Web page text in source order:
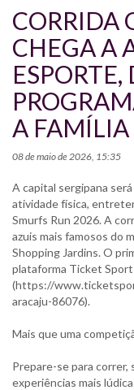
CORRIDA
CHEGA A
ESPORTE,
A FAMÍLIA
08 de maio de 2026, 15:35
A capital sergipana
atividade física,
Smurfs Run 2026. A
azuis mais famosos do
Shopping Jardins. O
plataforma Ticket
(https://
aracaju-86076).
Mais que uma
Prepare-se para correr,
experiências mais